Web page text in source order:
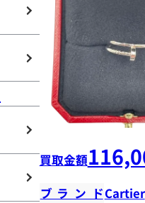
買取金額
ブランドCartier